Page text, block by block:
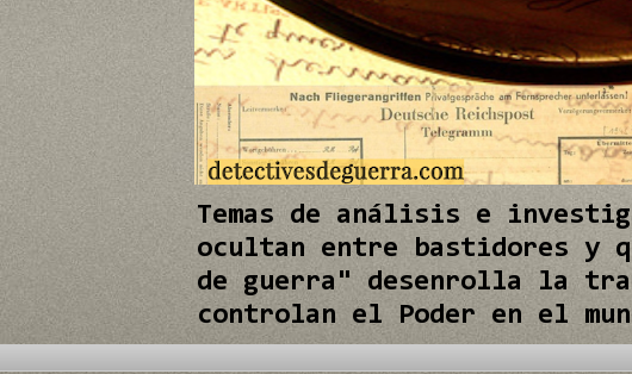
Temas de análisis e
ocultan entre bastidores y
de guerra" desenrolla la
controlan el Poder en el
I